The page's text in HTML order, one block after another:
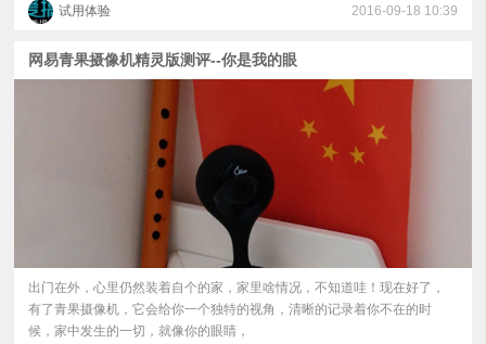
测
普
试用体验 2016-09-18 10:39
网易青果摄像机精灵版测评--你是我的眼
出门在外，心里仍然装着自个的家，家里啥情况，不知道哇！现在好了，
有了青果摄像机，它会给你一个独特的视角，清晰的记录着你不在的时
候，家中发生的一切，就像你的眼睛，